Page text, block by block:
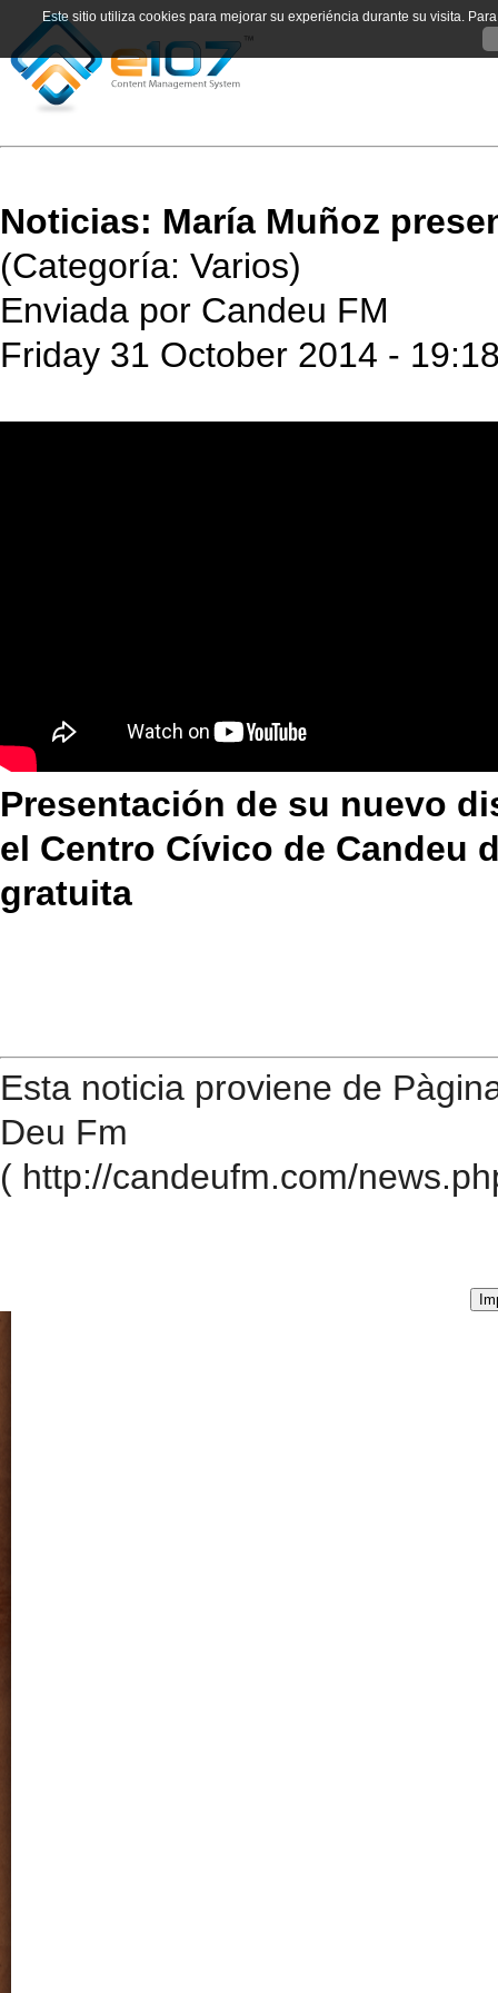
Noticias: María Muñoz
(Categoría: Varios)
Enviada por Candeu FM
Friday 31 October 2014 -
Presentación de su nuevo
el Centro Cívico de Candeu
gratuita
Esta noticia proviene de
Deu Fm
( http://candeufm.com/
Este sitio utiliza cookies para mejorar su experiéncia durante su visita.